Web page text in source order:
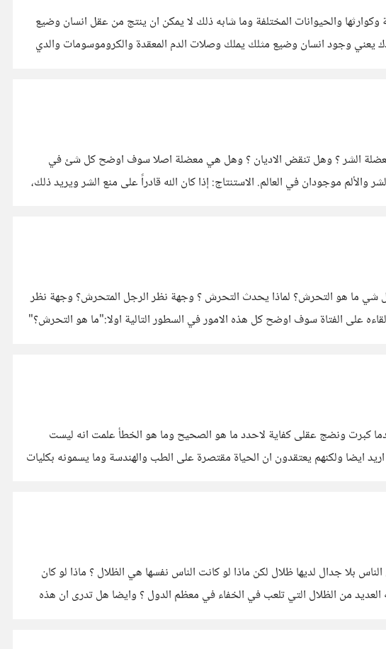
وكوارثها والحيوانات المختلفة وما شابه ذلك لا يمكن ان ينتج من عقل انسان وضيع
يعني وجود انسان وضيع مثلك يملك وصلات الدم المعقدة والكروموسومات والدي
الشر ؟ وهل تنقض الاديان ؟ وهل هي معضلة اصلا سوف اوضح كل شئ في
النقاط التالية اولا" ما هي معضلة الشر ؟" تعرف تاريخيا بمثلث ابيقور وتنص على الله كلي القدرة. الله كلي الخير والرحمة. الشر والألم موجودان في العالم. الاستنتاج: إذا كان الله قادراً على منع الشر ويريد ذلك،
شي ما هو التحرش؟ لماذا يحدث التحرش ؟ وجهة نظر الرجل المتحرش؟ وجهة نظر
على الفتاة سوف اوضح كل هذه الامور في السطور التالية اولا:"ما هو التحرش؟"
كبرت ونضج عقلى كفاية لاحدد ما هو الصحيح وما هو الخطأ علمت انه ليست
ايضا ولكنهم يعتقدون ان الحياة مقتصرة على الطب والهندسة وما يسمونه بكليات
جدال لديها ظلال لكن ماذا لو كانت الناس نفسها هي الظلال ؟ ماذا لو كان
من الظلال التي تلعب في الخفاء في معظم الدول ؟ وايضا هل تدرى ان هذه